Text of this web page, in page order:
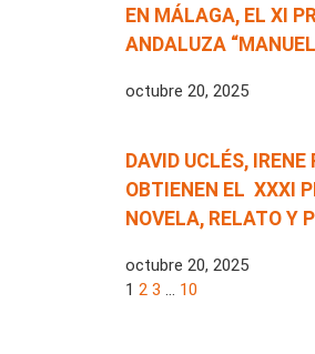
EN MÁLAGA, EL XI
ANDALUZA
octubre 20, 2025
DAVID UCLÉS,
OBTIENEN EL XXXI
NOVELA, RELATO Y
octubre 20, 2025
1 2 3 … 10